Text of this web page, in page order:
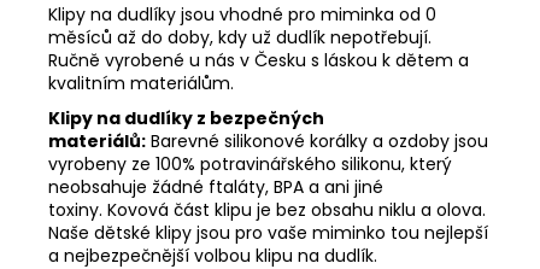
Klipy na dudlíky jsou vhodné pro miminka od 0
měsíců až do doby, kdy už dudlík nepotřebují.
Ručně vyrobené u nás v Česku s láskou k dětem a
kvalitním materiálům.
Klipy na dudlíky z bezpečných
materiálů: Barevné silikonové korálky a ozdoby jsou
vyrobeny ze 100% potravinářského silikonu, který
neobsahuje žádné ftaláty, BPA a ani jiné
toxiny. Kovová část klipu je bez obsahu niklu a olova.
Naše dětské klipy jsou pro vaše miminko tou nejlepší
a nejbezpečnější volbou klipu na dudlík.